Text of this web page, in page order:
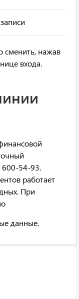
сменить, нажав
входа.
600-54-93.
работает
При
данные.